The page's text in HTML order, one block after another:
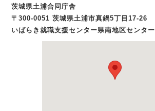
茨城県土浦合同庁舎
〒300-0051 茨城県土浦市真鍋5丁目17-26
いばらき就職支援センター県南地区センター